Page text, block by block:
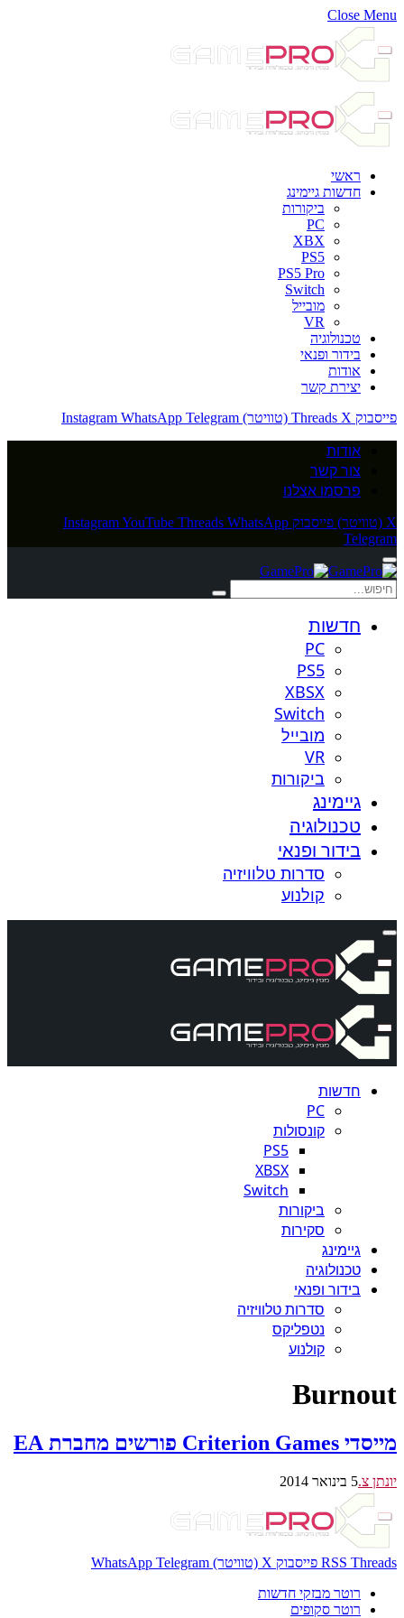
Close Menu
ראשי
חדשות גיימינג
ביקורות
PC
XBX
PS5
PS5 Pro
Switch
מובייל
VR
טכנולוגיה
בידור ופנאי
אודות
יצירת קשר
פייסבוק
Threads X (טוויטר) Instagram WhatsApp Telegram
אודות
צור קשר
פרסמו אצלנו
X (טוויטר) פייסבוק InstagramYouTube Threads WhatsApp
Telegram
חדשות
PC
PS5
XBSX
Switch
מובייל
VR
ביקורות
גיימינג
טכנולוגיה
בידור ופנאי
סדרות טלוויזיה
קולנוע
חדשות
PC
קונסולות
PS5
XBSX
Switch
ביקורות
סקירות
גיימינג
טכנולוגיה
בידור ופנאי
סדרות טלוויזיה
נטפליקס
קולנוע
Burnout
מייסדי Criterion Games פורשים מחברת EA
יונתן צ.5 בינואר 2014
RSS Threads פייסבוק X (טוויטר) WhatsApp Telegram
רוטר מבזקי חדשות
רוטר סקופים